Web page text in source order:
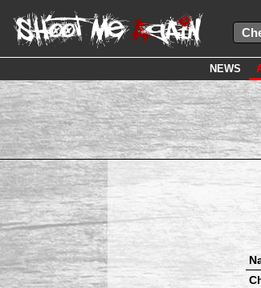
NEWS